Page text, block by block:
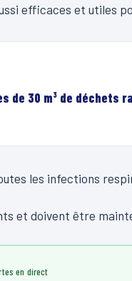
efficaces et utiles
de 30 m³ de
les infections
et doivent être